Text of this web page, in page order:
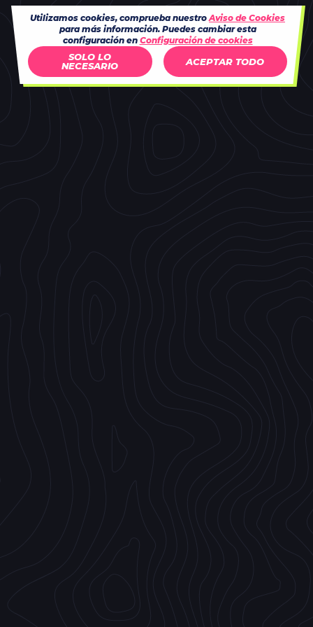
Utilizamos cookies, comprueba nuestroAviso de Cookies
para más información. Puedes cambiar esta
configuración en Configuración de cookies
SOLO LO
NECESARIO
ACEPTAR TODO